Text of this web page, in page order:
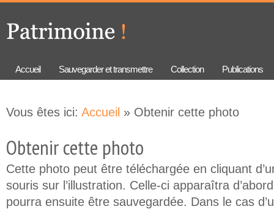
principal
Accueil Sauvegarder et transmettre Collection Publications
Vous êtes ici: Accueil » Obtenir cette photo
Obtenir cette photo
Cette photo peut être téléchargée en cliquant
souris sur l’illustration. Celle-ci apparaîtra
pourra ensuite être sauvegardée. Dans le cas